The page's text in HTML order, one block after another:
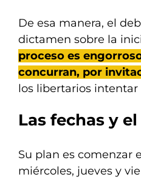
De esa manera, el
dictamen sobre la
proceso es
concurran, por
los libertarios
Las fechas y
Su plan es comenzar
miércoles, jueves y